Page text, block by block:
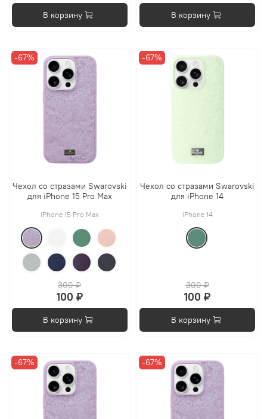
В корзину В корзину
-67%
Чехол со стразами Swarovski
для iPhone 15 Pro Max
iPhone 15 Pro Max
300 ₽
100 ₽
В корзину
-67%
Чехол со стразами Swarovski
для iPhone 14
iPhone 14
300 ₽
100 ₽
В корзину
-67% -67%